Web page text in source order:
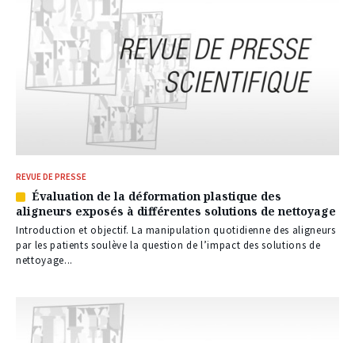
REVUE DE PRESSE
Article
réservé
à
nos
abonnés
Évaluation de la déformation plastique des
aligneurs exposés à différentes solutions de nettoyage
Introduction et objectif. La manipulation quotidienne des aligneurs
par les patients soulève la question de l’impact des solutions de
nettoyage...